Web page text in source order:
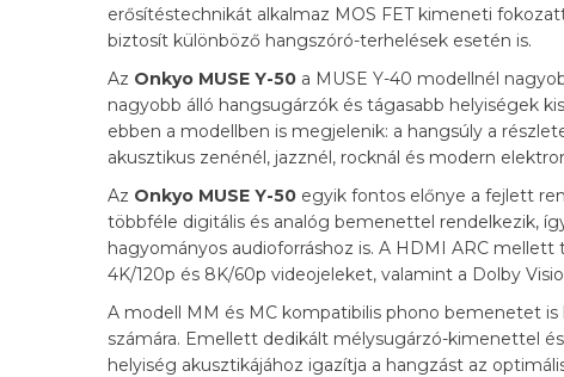
erősítéstechnikát alkalmaz MOS FET kimeneti
biztosít különböző hangszóró-terhelések esetén is.
Az Onkyo MUSE Y-50 a MUSE Y-40 modellnél
nagyobb álló hangsugárzók és tágasabb helyiségek
ebben a modellben is megjelenik: a hangsúly a
akusztikus zenénél, jazznél, rocknál és modern
Az Onkyo MUSE Y-50 egyik fontos előnye a fejlett
többféle digitális és analóg bemenettel rendelkezik,
hagyományos audioforráshoz is. A HDMI ARC
4K/120p és 8K/60p videojeleket, valamint a Dolby
A modell MM és MC kompatibilis phono bemenetet
számára. Emellett dedikált mélysugárzó-kimenettel
helyiség akusztikájához igazítja a hangzást az